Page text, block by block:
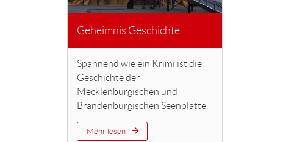
Geheimnis Geschichte
Spannend wie ein Krimi ist die
Geschichte der
Mecklenburgischen und
Brandenburgischen Seenplatte.
Mehr lesen